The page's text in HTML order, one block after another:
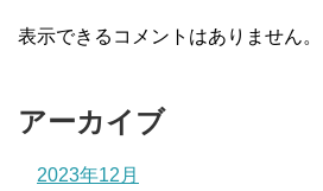
表示できるコメントはありません。
アーカイブ
2023年12月